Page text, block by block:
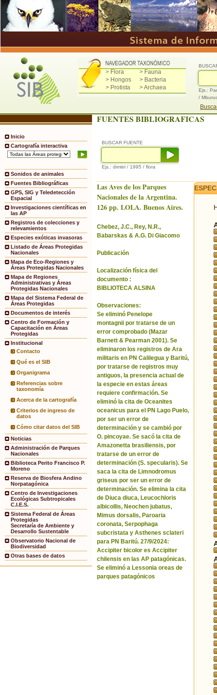
> Flora
> Fauna
> Hongos
> Bacteria
> Protista
> Archaea
Ejs.:
/
Inicio
Cartografía interactiva
Sonidos de animales
Fuentes Bibliográficas
GPS, SIG y Teledetección
Espacial
Investigaciones científicas en
las AP
Registros de colecciones y
relevamientos
Especies exóticas invasoras
Listado de Áreas Protegidas
Nacionales
Mapa de Eco-Regiones y
Áreas Protegidas Nacionales
Mapa de Regiones
Administrativas y Áreas
Protegidas Nacionales
Mapa del Sistema Federal de
Áreas Protegidas
Documentos de interés
Centro de Formación y
Capacitación en Áreas
Protegidas
Institucional
Contacto
Qué es el SIB
Organigrama
Referencias sobre
taxonomía
Acerca de la cartografía
Criterios de ingreso de
datos
Cómo citar datos del SIB
Noticias
Administración de Parques
Nacionales
Biblioteca Perito Francisco P.
Moreno
Reserva de Biosfera Andino
Norpatagónica
Centro de Investigaciones
Ecológicas Subtropicales
C.I.E.S.
Sistema Federal de Áreas
Protegidas
Secretaría de Ambiente y
Desarrollo Sustentable
Observatorio Nacional de
Biodiversidad
Otras bases de datos
FUENTES BIBLIOGRAFICAS
BUSCAR FUENTE
Ejs.: dimitri / 1995 / flora
Las Aves de los Parques
Nacionales de la Argentina.
126 pp. LOLA. Buenos Aires.
Chebez, J.C., Rey, N.R.,
Babarskas & A.G. Di Giacomo
Publicación
Localización física del
documento :
BIBLIOTECA ALSINA
Observaciones:
Se eliminó Penelope
montagnii por tratarse de un
error comprobado (Mazar
Barnett & Pearman 2001). Se
eliminaron los registros de Ara
militaris en PN Calilegua y Baritú,
por tratarse de registros muy
antiguos, la presencia actual de
la especie en estas áreas
requiere confirmación. Se
eliminó la cita de Oceanites
oceanicus para el PN Lago Puelo,
por ser un error de
determinación y se cambió por
O. pincoyae. Se sacó la cita de
Amazonetta brasiliensis, por
tratarse de un error de
determinación (S. specularis). Se
saca la cita de Limnodromus
griseus por ser un error de
determinación. Se elimina la cita
de Diuca diuca, Leucochloris
albicollis, Neochen jubatus,
Mimus dorsalis, Paroaria
coronata, Serpophaga
subcristata y Asthenes sclateri
para PN Baritú. 27/9/2024:
Accipiter bicolor es Accipiter
chilensis en las AP patagónicas.
Se eliminó a Lessonia oreas de
parques patagónicos